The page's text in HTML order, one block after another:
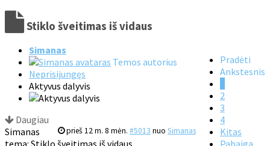
Stiklo šveitimas iš vidaus
Pradėti
Ankstesnis
2
3
4
Kitas
Simanas
Temos autorius
Neprisijungęs
Aktyvus dalyvis
Daugiau
prieš 12 m. 8 mėn. #5013 nuo Simanas
Simanas